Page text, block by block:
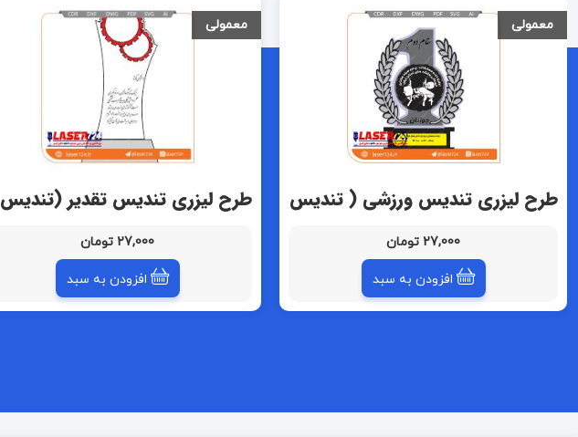
معمولی
طرح لیزری تندیس ورزشی ( تندیس
27,000 تومان
افزودن به سبد
معمولی
طرح لیزری تندیس تقدیر (تندیس
27,000 تومان
افزودن به سبد